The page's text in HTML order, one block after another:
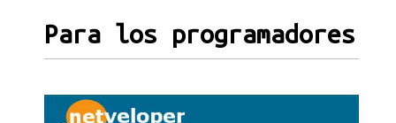
Para los programadores